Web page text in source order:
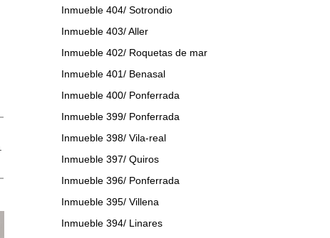
Inmueble 404/ Sotrondio
Inmueble 403/ Aller
Inmueble 402/ Roquetas de mar
Inmueble 401/ Benasal
Inmueble 400/ Ponferrada
Inmueble 399/ Ponferrada
Inmueble 398/ Vila-real
Inmueble 397/ Quiros
Inmueble 396/ Ponferrada
Inmueble 395/ Villena
Inmueble 394/ Linares